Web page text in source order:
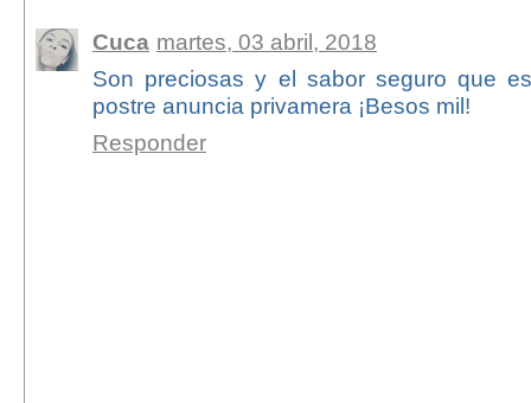
Cuca martes, 03 abril, 2018
Son preciosas y el sabor seguro que
postre anuncia privamera ¡Besos mil!
Responder